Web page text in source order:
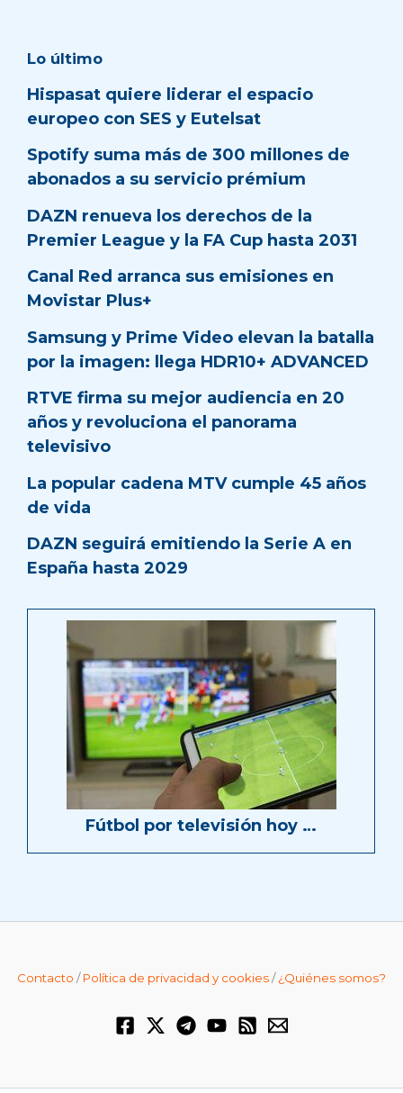
Lo último
Hispasat quiere liderar el espacio
europeo con SES y Eutelsat
Spotify suma más de 300 millones de
abonados a su servicio prémium
DAZN renueva los derechos de la
Premier League y la FA Cup hasta 2031
Canal Red arranca sus emisiones en
Movistar Plus+
Samsung y Prime Video elevan la batalla
por la imagen: llega HDR10+ ADVANCED
RTVE firma su mejor audiencia en 20
años y revoluciona el panorama
televisivo
La popular cadena MTV cumple 45 años
de vida
DAZN seguirá emitiendo la Serie A en
España hasta 2029
Fútbol por televisión hoy …
Contacto /Política de privacidad y cookies/¿Quiénes somos?